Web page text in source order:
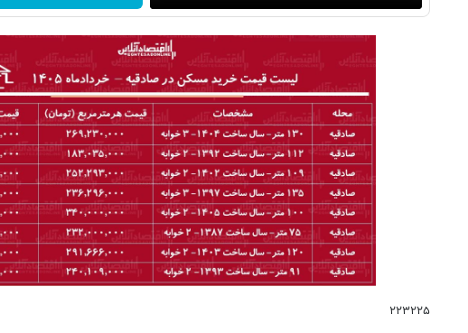
۲۲۳۲۲۵